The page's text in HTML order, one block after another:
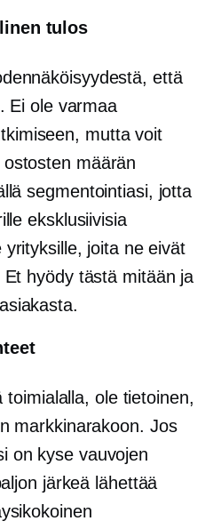
tulos
että
Ei ole varmaa
mutta voit
määrän
segmentointiasi, jotta
eksklusiivisia
joita ne eivät
hyödy tästä mitään ja
ole tietoinen,
markkinarakoon. Jos
on kyse vauvojen
järkeä lähettää